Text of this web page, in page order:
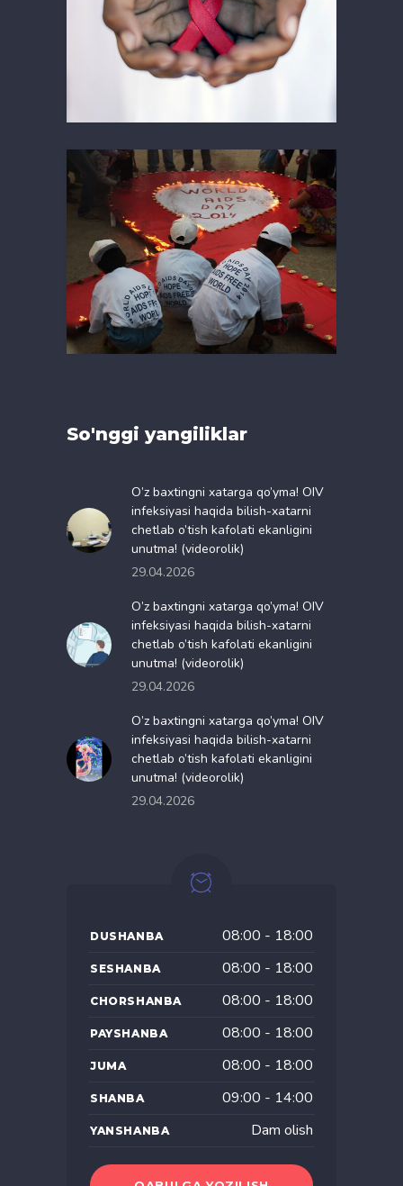
So'nggi yangiliklar
O’z baxtingni xatarga qo’yma! OIV
infeksiyasi haqida bilish-xatarni
chetlab o’tish kafolati ekanligini
unutma! (videorolik)
29.04.2026
O’z baxtingni xatarga qo’yma! OIV
infeksiyasi haqida bilish-xatarni
chetlab o’tish kafolati ekanligini
unutma! (videorolik)
29.04.2026
O’z baxtingni xatarga qo’yma! OIV
infeksiyasi haqida bilish-xatarni
chetlab o’tish kafolati ekanligini
unutma! (videorolik)
29.04.2026
DUSHANBA 08:00 - 18:00
SESHANBA 08:00 - 18:00
CHORSHANBA 08:00 - 18:00
PAYSHANBA 08:00 - 18:00
JUMA 08:00 - 18:00
SHANBA 09:00 - 14:00
YANSHANBA Dam olish